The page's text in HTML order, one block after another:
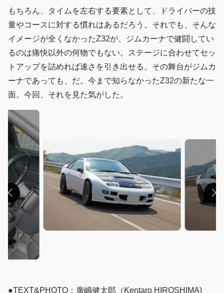
もちろん、タイムを左右する要素として、ドライバーの技
量やコースに対する慣れはあるだろう。それでも、そんな
イメージが全くなかったZ32が、ジムカーナで健闘してい
るのは痛快以外の何物でもない。ステージに合わせてセッ
トアップを詰めれば速さを引き出せる。その舞台がジムカ
ーナであっても、だ。今まで知らなかったZ32の新たな一
面。今回、それを見た気がした。
●TEXT&PHOTO：廣嶋健太郎（Kentaro HIROSHIMA)